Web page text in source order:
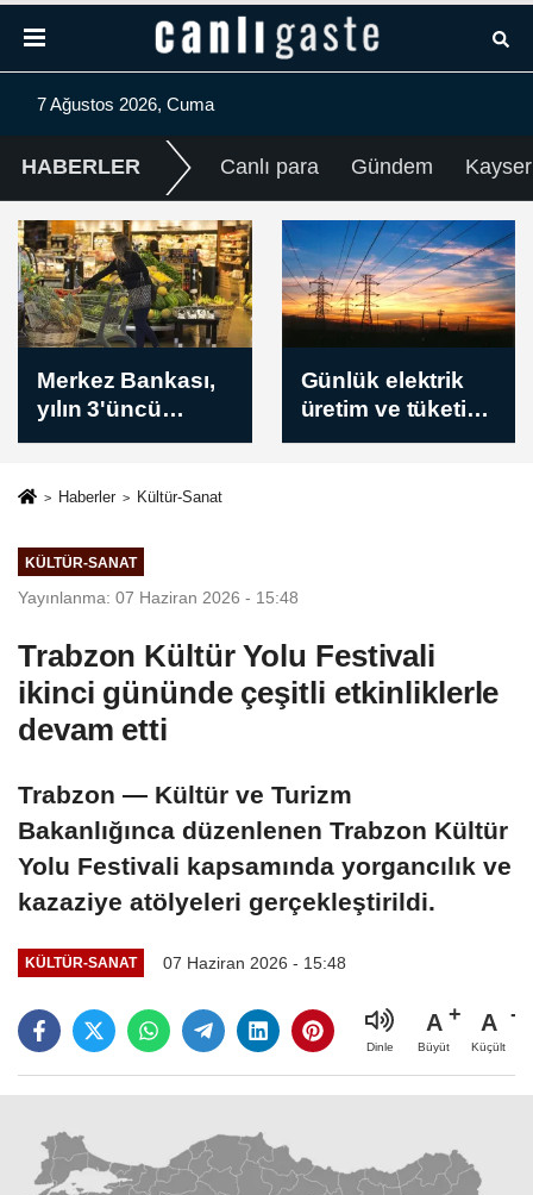
7 Ağustos 2026, Cuma
HABERLER Canlı para Gündem
Günlük elektrik
üretim ve tüketim
verileri / 7
Borsa güne
yükselişle başladı
Haberler Kültür-Sanat
KÜLTÜR-SANAT
Yayınlanma: 07 Haziran 2026 - 15:48
Trabzon Kültür Yolu Festivali
ikinci gününde çeşitli etkinliklerle
devam etti
Trabzon — Kültür ve Turizm
Bakanlığınca düzenlenen Trabzon Kültür
Yolu Festivali kapsamında yorgancılık ve
kazaziye atölyeleri gerçekleştirildi.
KÜLTÜR-SANAT 07 Haziran 2026 - 15:48
Dinle
A
Büyüt
A
Küçült